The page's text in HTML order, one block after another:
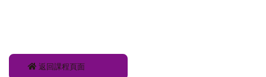
返回課程頁面